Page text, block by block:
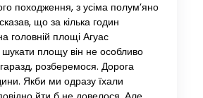
походження, з усіма полум’яно
що за кілька годин
головній площі Агуас
площу він не особливо
розберемося. Дорога
Якби ми одразу їхали